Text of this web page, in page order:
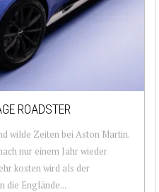
ROADSTER
wilde Zeiten bei Aston Martin.
nur einem Jahr wieder
kosten wird als der
die Englände...